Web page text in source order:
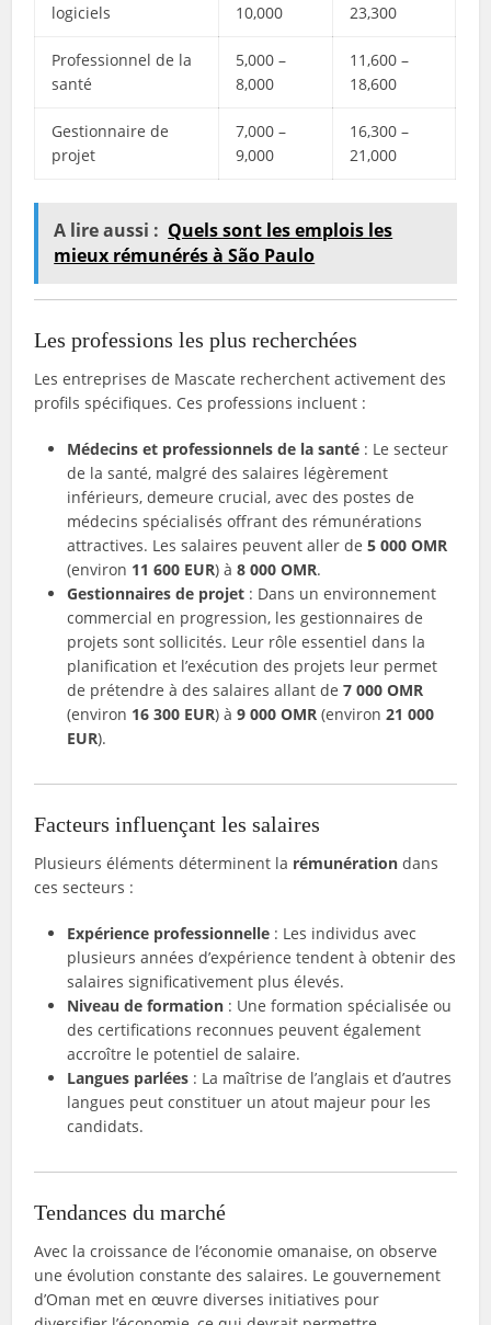
logiciels
10,000
23,300
Professionnel de la
santé
5,000 –
8,000
11,600 –
18,600
Gestionnaire de
projet
7,000 –
9,000
16,300 –
21,000
A lire aussi : Quels sont les emplois les
mieux rémunérés à São Paulo
Les professions les plus recherchées
Les entreprises de Mascate recherchent activement des
profils spécifiques. Ces professions incluent :
Médecins et professionnels de la santé : Le secteur
de la santé, malgré des salaires légèrement
inférieurs, demeure crucial, avec des postes de
médecins spécialisés offrant des rémunérations
attractives. Les salaires peuvent aller de5 000 OMR
(environ 11 600 EUR) à8 000 OMR.
Gestionnaires de projet : Dans un environnement
commercial en progression, les gestionnaires de
projets sont sollicités. Leur rôle essentiel dans la
planification et l’exécution des projets leur permet
de prétendre à des salaires allant de7 000 OMR
(environ 16 300 EUR) à9 000 OMR (environ21 000
EUR).
Facteurs influençant les salaires
Plusieurs éléments déterminent la rémunération dans
ces secteurs :
Expérience professionnelle : Les individus avec
plusieurs années d’expérience tendent à obtenir des
salaires significativement plus élevés.
Niveau de formation : Une formation spécialisée ou
des certifications reconnues peuvent également
accroître le potentiel de salaire.
Langues parlées : La maîtrise de l’anglais et d’autres
langues peut constituer un atout majeur pour les
candidats.
Tendances du marché
Avec la croissance de l’économie omanaise, on observe
une évolution constante des salaires. Le gouvernement
d’Oman met en œuvre diverses initiatives pour